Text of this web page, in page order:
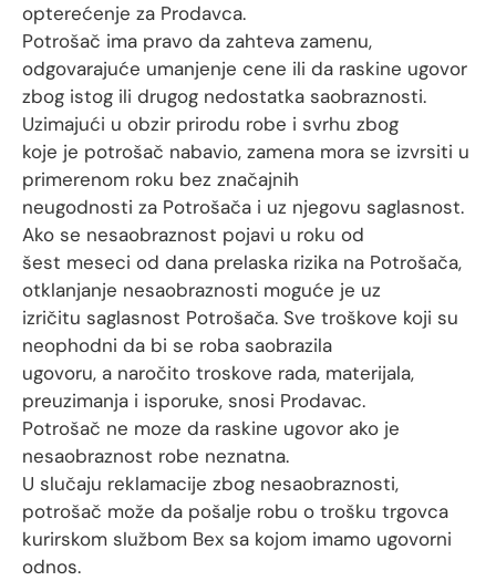
opterećenje za Prodavca.
Potrošač ima pravo da zahteva zamenu,
odgovarajuće umanjenje cene ili da raskine ugovor
zbog istog ili drugog nedostatka saobraznosti.
Uzimajući u obzir prirodu robe i svrhu zbog
koje je potrošač nabavio, zamena mora se izvrsiti u
primerenom roku bez značajnih
neugodnosti za Potrošača i uz njegovu saglasnost.
Ako se nesaobraznost pojavi u roku od
šest meseci od dana prelaska rizika na Potrošača,
otklanjanje nesaobraznosti moguće je uz
izričitu saglasnost Potrošača. Sve troškove koji su
neophodni da bi se roba saobrazila
ugovoru, a naročito troskove rada, materijala,
preuzimanja i isporuke, snosi Prodavac.
Potrošač ne moze da raskine ugovor ako je
nesaobraznost robe neznatna.
U slučaju reklamacije zbog nesaobraznosti,
potrošač može da pošalje robu o trošku trgovca
kurirskom službom Bex sa kojom imamo ugovorni
odnos.